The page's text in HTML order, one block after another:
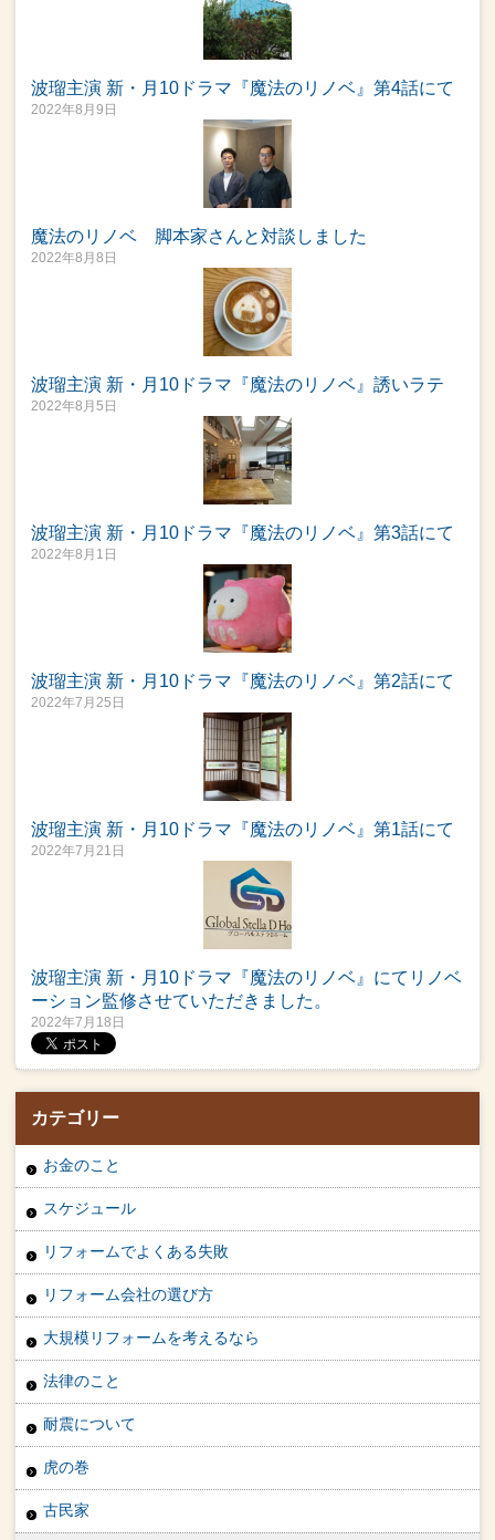
波瑠主演 新・月10ドラマ『魔法のリノベ』第4話にて
2022年8月9日
魔法のリノベ 脚本家さんと対談しました
2022年8月8日
波瑠主演 新・月10ドラマ『魔法のリノベ』誘いラテ
2022年8月5日
波瑠主演 新・月10ドラマ『魔法のリノベ』第3話にて
2022年8月1日
波瑠主演 新・月10ドラマ『魔法のリノベ』第2話にて
2022年7月25日
波瑠主演 新・月10ドラマ『魔法のリノベ』第1話にて
2022年7月21日
波瑠主演 新・月10ドラマ『魔法のリノベ』にてリノベ
ーション監修させていただきました。
2022年7月18日
カテゴリー
お金のこと
スケジュール
リフォームでよくある失敗
リフォーム会社の選び方
大規模リフォームを考えるなら
法律のこと
耐震について
虎の巻
古民家